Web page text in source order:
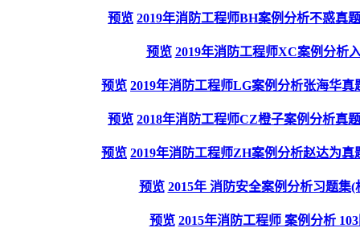
预览 2019年消防工程师BH案例分析不惑真
预览 2019年消防工程师XC案例分析
预览 2019年消防工程师LG案例分析张海华真
预览 2018年消防工程师CZ橙子案例分析真
预览 2019年消防工程师ZH案例分析赵达为真
预览 2015年 消防安全案例分析习题集(
预览 2015年消防工程师 案例分析